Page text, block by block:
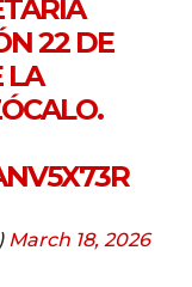
22 DE
LA
March 18, 2026